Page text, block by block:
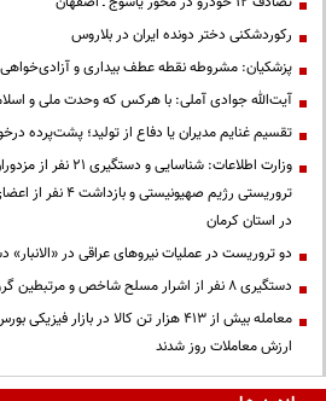
رکوردشکنی دختر دونده ایران در بلاروس
پزشکیان: مشروطه نقطه عطف بیداری و آزادی‌خواهی
آیت‌الله جوادی آملی: با هرکس که وحدت ملی و
تقسیم غنایم مدیران یا دفاع از تولید؛ پشت‌پرده
وزارت اطلاعات:
تروریستی رژیم
در استان کرمان
دو تروریست در عملیات نیروهای عراقی در «الانبار»
دستگیری ۸ نفر از اشرار مسلح شاخص و مرتبطین گروهک‌های تروریستی
معامله بیش از ۴۱۳ هزار تن کالا در
ارزش معاملات روز شدند